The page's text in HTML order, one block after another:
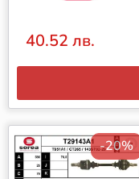
40.52 лв.
-20%